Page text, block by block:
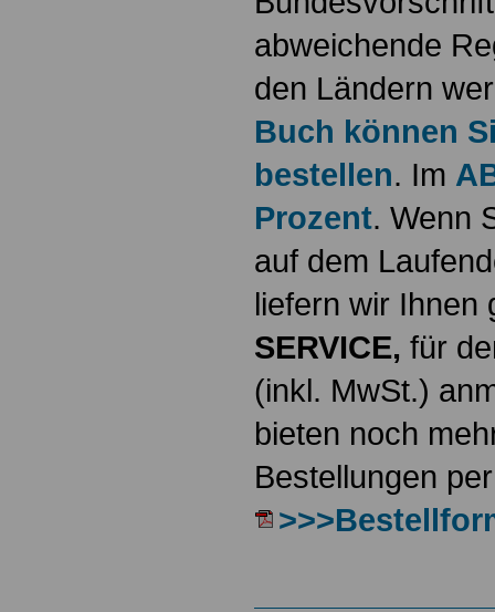
abweichende
den Ländern
Buch können
bestellen. Im
Prozent. Wenn
auf dem
liefern wir
SERVICE, für
(inkl. MwSt.)
bieten noch
Bestellungen